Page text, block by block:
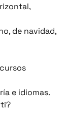
de navidad,
e idiomas.